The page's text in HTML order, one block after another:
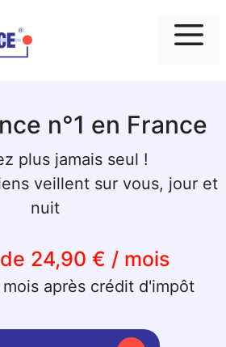
n°1 en France
plus jamais seul !
veillent sur vous, jour et
nuit
24,90 € / mois
après crédit d'impôt